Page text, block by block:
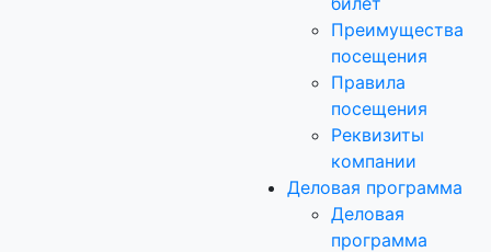
Преимущества
посещения
Правила
посещения
Реквизиты
компании
Деловая программа
Деловая
программа